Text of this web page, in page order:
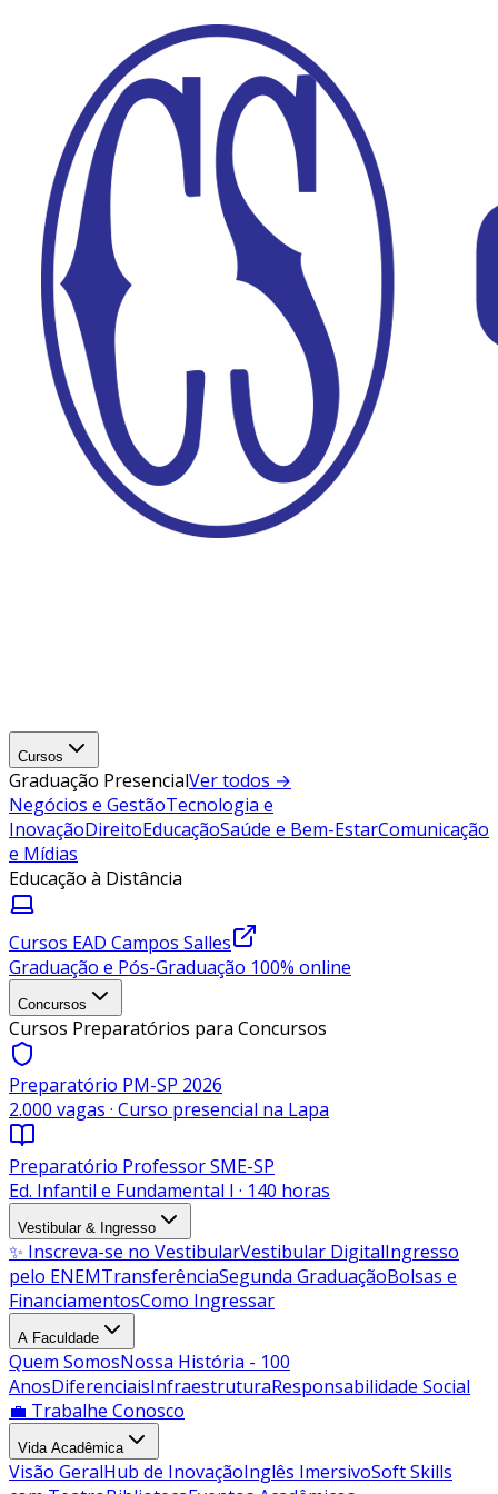
Cursos
Graduação PresencialVer todos →
Negócios e GestãoTecnologia e
InovaçãoDireitoEducaçãoSaúde e Bem-EstarComunicação
e Mídias
Educação à Distância
Cursos EAD Campos Salles
Graduação e Pós-Graduação 100% online
Concursos
Cursos Preparatórios para Concursos
Preparatório PM-SP 2026
2.000 vagas · Curso presencial na Lapa
Preparatório Professor SME-SP
Ed. Infantil e Fundamental I · 140 horas
Vestibular & Ingresso
✨ Inscreva-se no VestibularVestibular DigitalIngresso
pelo ENEMTransferênciaSegunda GraduaçãoBolsas e
FinanciamentosComo Ingressar
A Faculdade
Quem SomosNossa História - 100
AnosDiferenciaisInfraestruturaResponsabilidade Social
💼 Trabalhe Conosco
Vida Acadêmica
Visão GeralHub de InovaçãoInglês ImersivoSoft Skills